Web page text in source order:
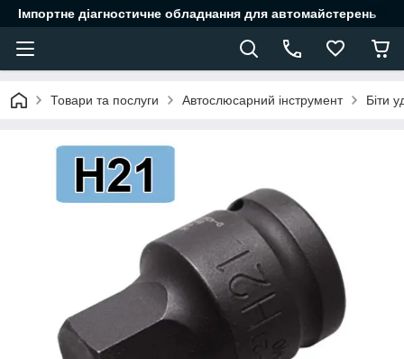
Імпортне діагностичне обладнання для автомайстерень
Товари та послуги Автослюсарний інструмент Біти